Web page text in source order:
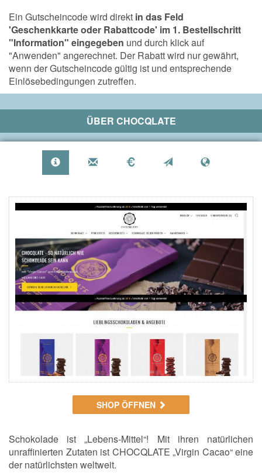
Ein Gutscheincode wird direkt in das Feld
'Geschenkkarte oder Rabattcode' im 1. Bestellschritt
"Information" eingegeben und durch klick auf
"Anwenden" angerechnet. Der Rabatt wird nur gewährt,
wenn der Gutscheincode gültig ist und entsprechende
Einlösebedingungen zutreffen.
ÜBER CHOCQLATE
SHOP ÖFFNEN
Schokolade ist „Lebens-Mittel“! Mit ihren natürlichen
unraffinierten Zutaten ist CHOCQLATE „Virgin Cacao“ eine
der natürlichsten weltweit.